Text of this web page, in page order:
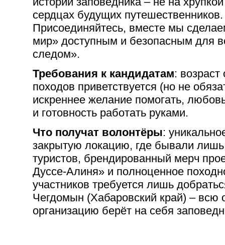
сердцах будущих путешественников.
Присоединяйтесь, вместе мы
мир» доступным и безопасным для
следом».
Требования к кандидатам: возраст
походов приветствуется (но не
искреннее желание помогать,
и готовность работать руками.
Что получат волонтёры:
закрытую локацию, где бывали
туристов, брендированный мерч
Дуссе-Алиня» и полноценное
участников требуется лишь
Чегдомын (Хабаровский край) – всю
организацию берёт на себя